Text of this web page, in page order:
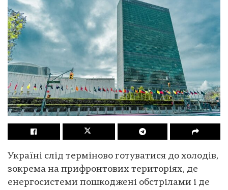
Україні слід терміново готуватися до холодів,
зокрема на прифронтових територіях, де
енергосистеми пошкоджені обстрілами і де